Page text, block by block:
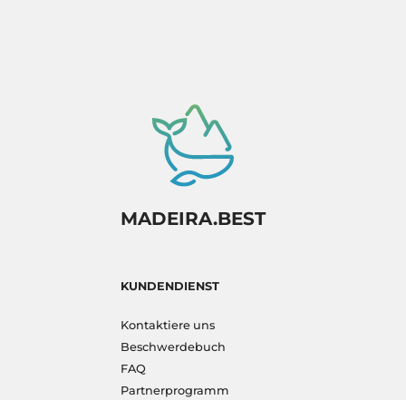
MADEIRA.BEST
KUNDENDIENST
Kontaktiere uns
Beschwerdebuch
FAQ
Partnerprogramm